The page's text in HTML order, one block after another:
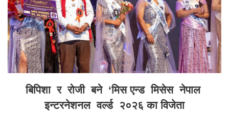
बिपिशा र रोजी बने ‘मिस एन्ड मिसेस नेपाल
इन्टरनेशनल वर्ल्ड २०२६ का विजेता